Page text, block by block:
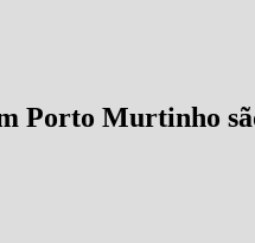
Porto Murtinho